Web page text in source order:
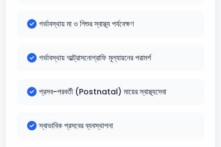
গর্ভাবস্থায় মা ও শিশুর স্বাস্থ্য পর্যবেক্ষণ
গর্ভাবস্থায় আল্ট্রাসনোগ্রাফি মূল্যায়নের পরামর্শ
প্রসব-পরবর্তী (Postnatal) মায়ের স্বাস্থ্যসেবা
স্বাভাবিক প্রসবের ব্যবস্থাপনা